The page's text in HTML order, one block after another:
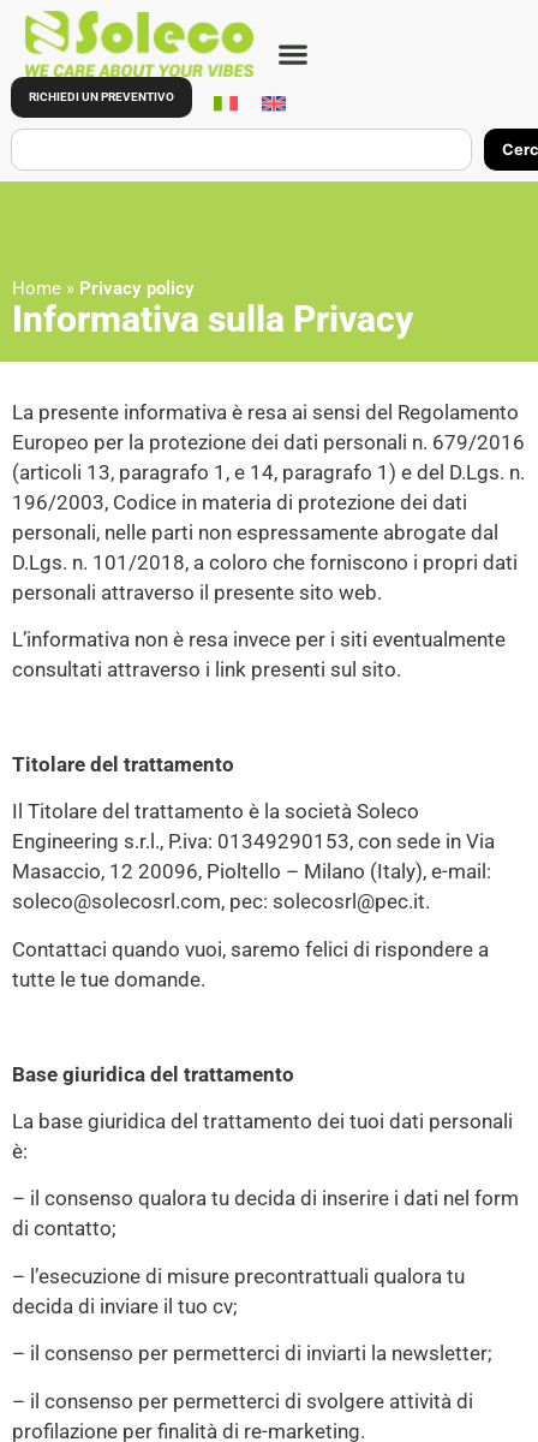
contenuto
RICHIEDI UN PREVENTIVO
Home » Privacy policy
Informativa sulla Privacy
La presente informativa è resa ai sensi del Regolamento
Europeo per la protezione dei dati personali n. 679/2016
(articoli 13, paragrafo 1, e 14, paragrafo 1) e del D.Lgs. n.
196/2003, Codice in materia di protezione dei dati
personali, nelle parti non espressamente abrogate dal
D.Lgs. n. 101/2018, a coloro che forniscono i propri dati
personali attraverso il presente sito web.
L’informativa non è resa invece per i siti eventualmente
consultati attraverso i link presenti sul sito.
Titolare del trattamento
Il Titolare del trattamento è la società Soleco
Engineering s.r.l., P.iva: 01349290153, con sede in Via
Masaccio, 12 20096, Pioltello – Milano (Italy), e-mail:
soleco@solecosrl.com, pec: solecosrl@pec.it.
Contattaci quando vuoi, saremo felici di rispondere a
tutte le tue domande.
Base giuridica del trattamento
La base giuridica del trattamento dei tuoi dati personali
è:
– il consenso qualora tu decida di inserire i dati nel form
di contatto;
– l’esecuzione di misure precontrattuali qualora tu
decida di inviare il tuo cv;
– il consenso per permetterci di inviarti la newsletter;
– il consenso per permetterci di svolgere attività di
profilazione per finalità di re-marketing.